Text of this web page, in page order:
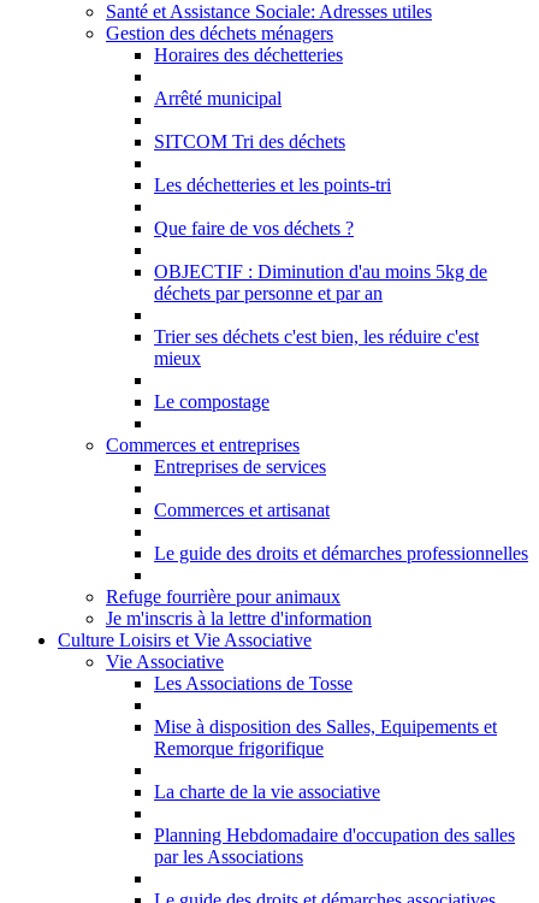
Santé et Assistance Sociale: Adresses utiles
Gestion des déchets ménagers
Horaires des déchetteries
Arrêté municipal
SITCOM Tri des déchets
Les déchetteries et les points-tri
Que faire de vos déchets ?
OBJECTIF : Diminution d'au moins 5kg de
déchets par personne et par an
Trier ses déchets c'est bien, les réduire c'est
mieux
Le compostage
Commerces et entreprises
Entreprises de services
Commerces et artisanat
Le guide des droits et démarches professionnelles
Refuge fourrière pour animaux
Je m'inscris à la lettre d'information
Culture Loisirs et Vie Associative
Vie Associative
Les Associations de Tosse
Mise à disposition des Salles, Equipements et
Remorque frigorifique
La charte de la vie associative
Planning Hebdomadaire d'occupation des salles
par les Associations